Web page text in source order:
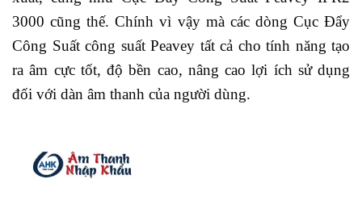
3000 cũng thế. Chính vì vậy mà các dòng Cục Đẩy
Công Suất công suất Peavey tất cả cho tính năng tạo
ra âm cực tốt, độ bền cao, nâng cao lợi ích sử dụng
đối với dàn âm thanh của người dùng.